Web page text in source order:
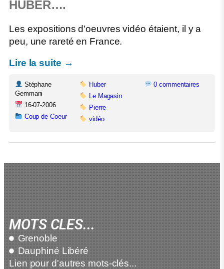
HUBER….
Les expositions d'oeuvres vidéo étaient, il y a
peu, une rareté en France.
Lire la suite →
Stéphane
Gemmani
16-07-2006
Coup de Coeur
Huber
Le Magasin
Pierre
vidéo
0 commentaires
MOTS CLES...
Grenoble
Dauphiné Libéré
Lien pour d'autres mots-clés...